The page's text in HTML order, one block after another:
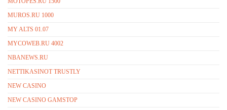
MUROS.RU 1000
MY ALTS 01.07
MYCOWEB.RU 4002
NBANEWS.RU
NETTIKASINOT TRUSTLY
NEW CASINO
NEW CASINO GAMSTOP